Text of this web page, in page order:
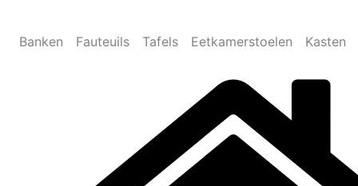
Banken Fauteuils Tafels Eetkamerstoelen Kasten